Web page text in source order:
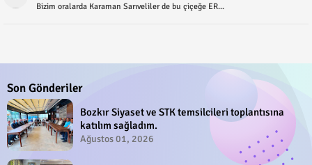
Bizim oralarda Karaman Sarıveliler de bu çiçeğe ER...
Son Gönderiler
Bozkır Siyaset ve STK temsilcileri toplantısına
katılım sağladım.
Ağustos 01, 2026